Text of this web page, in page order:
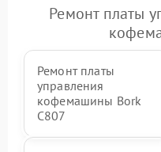
Ремонт платы
Ремонт платы
управления
кофемашины Bork
C807